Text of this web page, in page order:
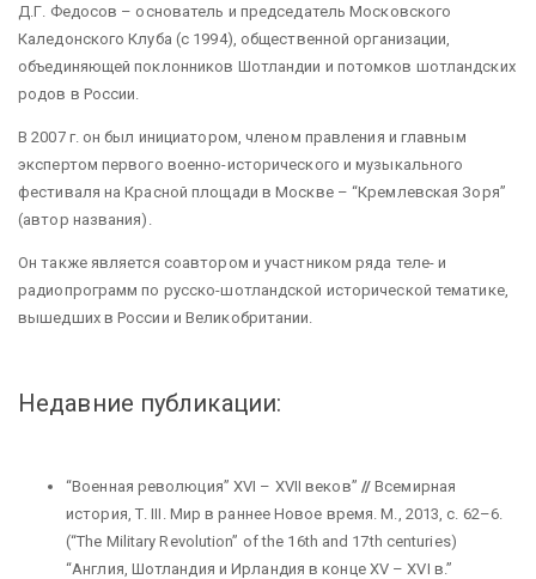
Д.Г. Федосов – основатель и председатель Московского
Каледонского Клуба (с 1994), общественной организации,
объединяющей поклонников Шотландии и потомков шотландских
родов в России.
В 2007 г. он был инициатором, членом правления и главным
экспертом первого военно-исторического и музыкального
фестиваля на Красной площади в Москве – “Кремлевская Зоря”
(автор названия).
Он также является соавтором и участником ряда теле- и
радиопрограмм по русско-шотландской исторической тематике,
вышедших в России и Великобритании.
Недавние публикации:
“Военная революция” XVI – XVIIвеков” // Всемирная
история, Т.III. Мир в раннее Новое время. М., 2013, с. 62–6.
(“The Military Revolution” of the 16th and 17th centuries)
“Англия, Шотландия и Ирландия в конце XV – XVI в.”